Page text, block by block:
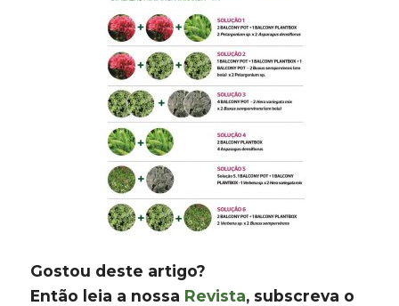
Gostou deste artigo?
Então leia a nossa Revista, subscreva o